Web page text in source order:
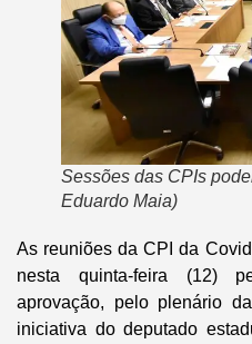
Sessões das CPIs
Eduardo Maia)
As reuniões da CPI da
nesta quinta-feira (12)
aprovação, pelo plenário
iniciativa do deputado